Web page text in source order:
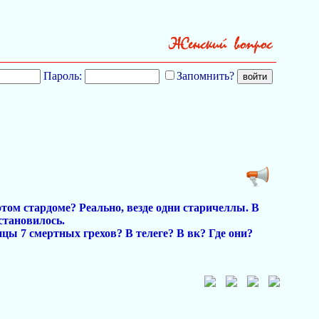
Пароль: Запомнить?
стардоме? Реально, везде одни старичеллы. В
7 смертных грехов? В телеге? В вк? Где они?